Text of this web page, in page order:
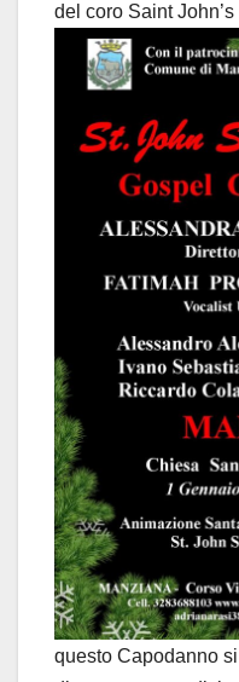
del coro Saint
questo Capodanno